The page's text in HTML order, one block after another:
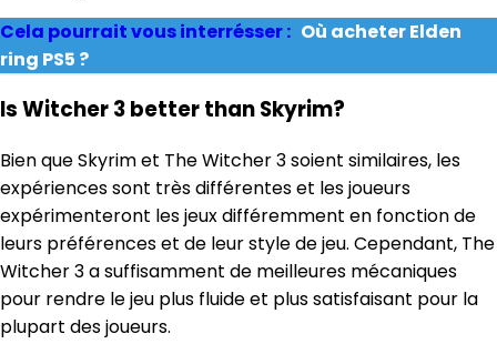
Cela pourrait vous interrésser : Où acheter Elden
ring PS5 ?
Is Witcher 3 better than Skyrim?
Bien que Skyrim et The Witcher 3 soient similaires, les
expériences sont très différentes et les joueurs
expérimenteront les jeux différemment en fonction de
leurs préférences et de leur style de jeu. Cependant, The
Witcher 3 a suffisamment de meilleures mécaniques
pour rendre le jeu plus fluide et plus satisfaisant pour la
plupart des joueurs.